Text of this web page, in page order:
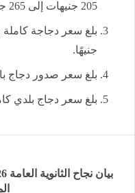
205 جنيهات إلى 265 جنيهًا.
جنيهًا.
بلغ سعر صدور دجاج
بلغ سعر دجاج بلدي كامل